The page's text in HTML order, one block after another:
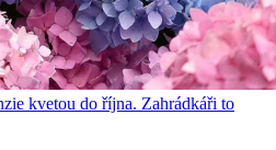
kvetou do října. Zahrádkáři to